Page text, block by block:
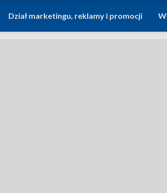
Dział marketingu, reklamy i promocji